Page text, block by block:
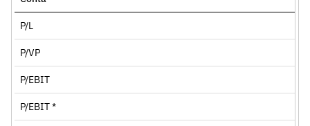
P/L
P/VP
P/EBIT
P/EBIT *